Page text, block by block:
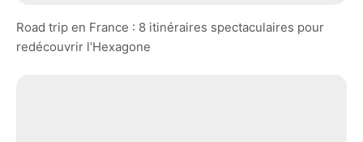
Road trip en France : 8 itinéraires spectaculaires pour
redécouvrir l’Hexagone